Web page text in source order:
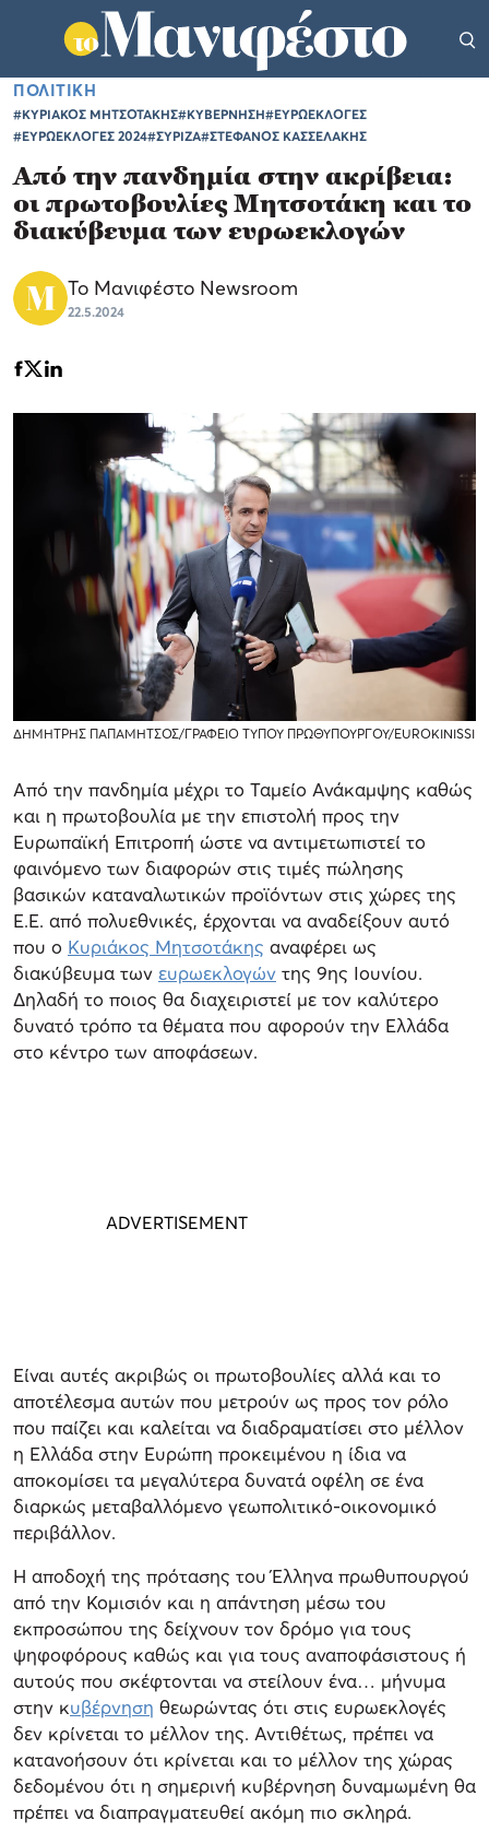
ΠΟΛΙΤΙΚΗ
#ΚΥΡΙΑΚΟΣ ΜΗΤΣΟΤΑΚΗΣ#ΚΥΒΕΡΝΗΣΗ#ΕΥΡΩΕΚΛΟΓΕΣ
#ΕΥΡΩΕΚΛΟΓΕΣ 2024#ΣΥΡΙΖΑ#ΣΤΕΦΑΝΟΣ ΚΑΣΣΕΛΑΚΗΣ
Από την πανδημία στην ακρίβεια:
οι πρωτοβουλίες Μητσοτάκη και το
διακύβευμα των ευρωεκλογών
Το Μανιφέστο Newsroom
22.5.2024
ΔΗΜΗΤΡΗΣ ΠΑΠΑΜΗΤΣΟΣ/ΓΡΑΦΕΙΟ ΤΥΠΟΥ ΠΡΩΘΥΠΟΥΡΓΟΥ/EUROKINISSI
Από την πανδημία μέχρι το Ταμείο Ανάκαμψης καθώς
και η πρωτοβουλία με την επιστολή προς την
Ευρωπαϊκή Επιτροπή ώστε να αντιμετωπιστεί το
φαινόμενο των διαφορών στις τιμές πώλησης
βασικών καταναλωτικών προϊόντων στις χώρες της
Ε.Ε. από πολυεθνικές, έρχονται να αναδείξουν αυτό
που ο Κυριάκος Μητσοτάκης αναφέρει ως
διακύβευμα των ευρωεκλογών της 9ης Ιουνίου.
Δηλαδή το ποιος θα διαχειριστεί με τον καλύτερο
δυνατό τρόπο τα θέματα που αφορούν την Ελλάδα
στο κέντρο των αποφάσεων.
Είναι αυτές ακριβώς οι πρωτοβουλίες αλλά και το
αποτέλεσμα αυτών που μετρούν ως προς τον ρόλο
που παίζει και καλείται να διαδραματίσει στο μέλλον
η Ελλάδα στην Ευρώπη προκειμένου η ίδια να
αποκομίσει τα μεγαλύτερα δυνατά οφέλη σε ένα
διαρκώς μεταβαλλόμενο γεωπολιτικό-οικονομικό
περιβάλλον.
Η αποδοχή της πρότασης του Έλληνα πρωθυπουργού
από την Κομισιόν και η απάντηση μέσω του
εκπροσώπου της δείχνουν τον δρόμο για τους
ψηφοφόρους καθώς και για τους αναποφάσιστους ή
αυτούς που σκέφτονται να στείλουν ένα… μήνυμα
στην κυβέρνηση θεωρώντας ότι στις ευρωεκλογές
δεν κρίνεται το μέλλον της. Αντιθέτως, πρέπει να
κατανοήσουν ότι κρίνεται και το μέλλον της χώρας
δεδομένου ότι η σημερινή κυβέρνηση δυναμωμένη θα
πρέπει να διαπραγματευθεί ακόμη πιο σκληρά.